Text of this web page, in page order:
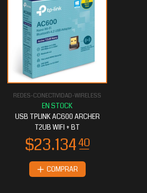
REDES-CONECTIVIDAD-WIRELESS
USB TPLINK AC600 ARCHER
T2UB WIFI + BT
COMPRAR